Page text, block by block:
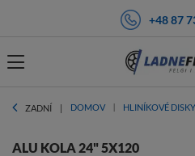
+48 87
ZADNÍ DOMOV HLINÍKOVÉ DISKY
ALU KOLA 24" 5X120